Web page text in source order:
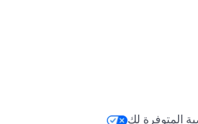
المتوفرة لك